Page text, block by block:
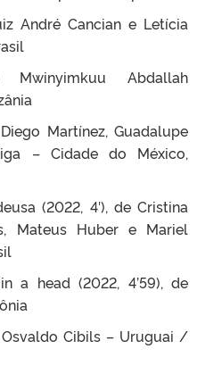
André Cancian e Letícia
Abdallah
Martínez, Guadalupe
– Cidade do México,
(2022, 4′), de Cristina
Mateus Huber e Mariel
a head (2022, 4’59), de
Osvaldo Cibils – Uruguai /